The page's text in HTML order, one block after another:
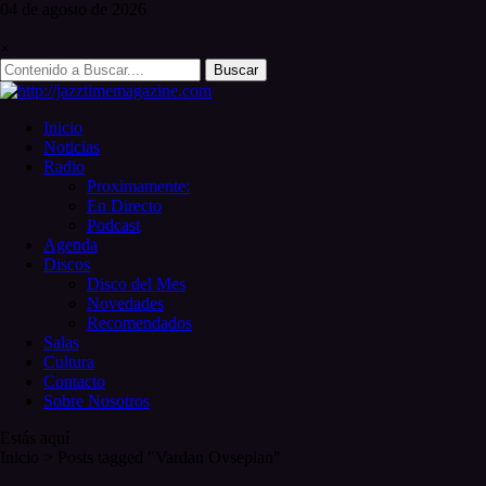
Search
for:
Inicio
Noticias
Radio
Proximamente:
En Directo
Podcast
Agenda
Discos
Disco del Mes
Novedades
Recomendados
Salas
Cultura
Contacto
Sobre Nosotros